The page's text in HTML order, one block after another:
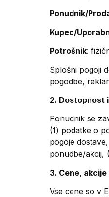
Ponudnik/
Kupec/
Potrošnik:
Splošni pogoji
pogodbe,
2. Dostopnost
Ponudnik se
(1) podatke o
pogoje
ponudbe/akcij,
3. Cene,
Vse cene so v